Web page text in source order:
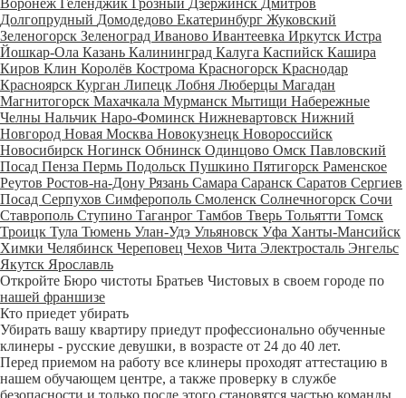
Воронеж Геленджик Грозный Дзержинск Дмитров
Долгопрудный Домодедово Екатеринбург Жуковский
Зеленогорск Зеленоград Иваново Ивантеевка Иркутск Истра
Йошкар-Ола Казань Калининград Калуга Каспийск Кашира
Киров Клин Королёв Кострома Красногорск Краснодар
Красноярск Курган Липецк Лобня Люберцы Магадан
Магнитогорск Махачкала Мурманск Мытищи Набережные
Челны Нальчик Наро-Фоминск Нижневартовск Нижний
Новгород Новая Москва Новокузнецк Новороссийск
Новосибирск Ногинск Обнинск Одинцово Омск Павловский
Посад Пенза Пермь Подольск Пушкино Пятигорск Раменское
Реутов Ростов-на-Дону Рязань Самара Саранск Саратов Сергиев
Посад Серпухов Симферополь Смоленск Солнечногорск Сочи
Ставрополь Ступино Таганрог Тамбов Тверь Тольятти Томск
Троицк Тула Тюмень Улан-Удэ Ульяновск Уфа Ханты-Мансийск
Химки Челябинск Череповец Чехов Чита Электросталь Энгельс
Якутск Ярославль
Откройте Бюро чистоты Братьев Чистовых в своем городе по
нашей франшизе
Кто приедет убирать
Убирать вашу квартиру приедут профессионально обученные
клинеры - русские девушки, в возрасте от 24 до 40 лет.
Перед приемом на работу все клинеры проходят аттестацию в
нашем обучающем центре, а также проверку в службе
безопасности и только после этого становятся частью команды